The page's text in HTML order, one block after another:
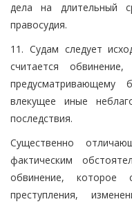
дела на длительный
правосудия.
11. Судам следует
считается
предусматривающему
влекущее иные
последствия.
Существенно
фактическим
обвинение, которое
преступления,